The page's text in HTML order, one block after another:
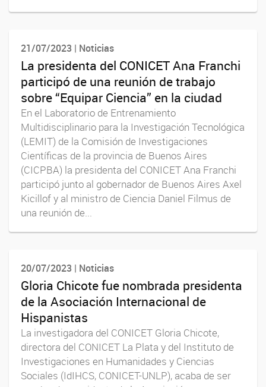
21/07/2023 | Noticias
La presidenta del CONICET Ana Franchi
participó de una reunión de trabajo
sobre “Equipar Ciencia” en la ciudad
En el Laboratorio de Entrenamiento
Multidisciplinario para la Investigación Tecnológica
(LEMIT) de la Comisión de Investigaciones
Científicas de la provincia de Buenos Aires
(CICPBA) la presidenta del CONICET Ana Franchi
participó junto al gobernador de Buenos Aires Axel
Kicillof y al ministro de Ciencia Daniel Filmus de
una reunión de...
20/07/2023 | Noticias
Gloria Chicote fue nombrada presidenta
de la Asociación Internacional de
Hispanistas
La investigadora del CONICET Gloria Chicote,
directora del CONICET La Plata y del Instituto de
Investigaciones en Humanidades y Ciencias
Sociales (IdIHCS, CONICET-UNLP), acaba de ser